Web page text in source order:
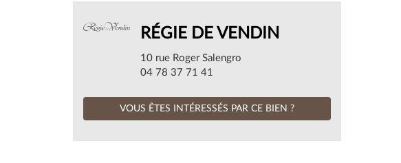
RÉGIE DE VENDIN
10 rue Roger Salengro
04 78 37 71 41
VOUS ÊTES INTÉRESSÉS PAR CE BIEN ?